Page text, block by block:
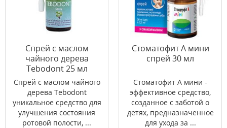
Спрей с маслом
чайного дерева
Tebodont 25 мл
Спрей с маслом чайного
дерева Tebodont
уникальное средство для
улучшения состояния
ротовой полости, ...
Стоматофит А мини
спрей 30 мл
Стоматофит А мини -
эффективное средство,
созданное с заботой о
детях, предназначенное
для ухода за ...